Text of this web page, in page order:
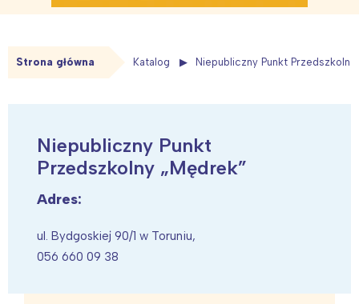
Strona główna Katalog Niepubliczny Punkt Przedszkolny
Niepubliczny Punkt
Przedszkolny „Mędrek”
Adres:
ul. Bydgoskiej 90/1 w Toruniu,
056 660 09 38